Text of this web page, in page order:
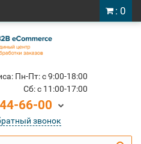
: 0
Пн-Пт: c 9:00-18:00
Cб: c 11:00-17:00
66-00
звонок